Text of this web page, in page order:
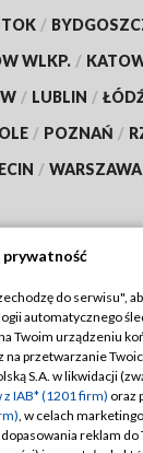
/
WLKP. /
/ LUBLIN /
/ POZNAŃ /
/ WARSZAWA
TVP
TVP
Regulamin
Polityka
Moje
prywatność
do serwisu",
automatycznego
Twoim urządzeniu
przetwarzanie
S.A. w likwidacji
IAB* (1201 firm) oraz
, w celach
reklam